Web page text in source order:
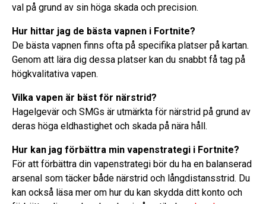
val på grund av sin höga skada och precision.
Hur hittar jag de bästa vapnen i Fortnite?
De bästa vapnen finns ofta på specifika platser på kartan.
Genom att lära dig dessa platser kan du snabbt få tag på
högkvalitativa vapen.
Vilka vapen är bäst för närstrid?
Hagelgevär och SMGs är utmärkta för närstrid på grund av
deras höga eldhastighet och skada på nära håll.
Hur kan jag förbättra min vapenstrategi i Fortnite?
För att förbättra din vapenstrategi bör du ha en balanserad
arsenal som täcker både närstrid och långdistansstrid. Du
kan också läsa mer om hur du kan skydda ditt konto och